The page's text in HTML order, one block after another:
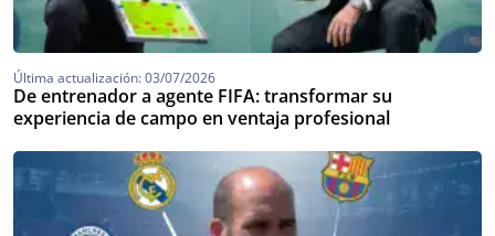
Última actualización: 03/07/2026
De entrenador a agente FIFA: transformar su
experiencia de campo en ventaja profesional